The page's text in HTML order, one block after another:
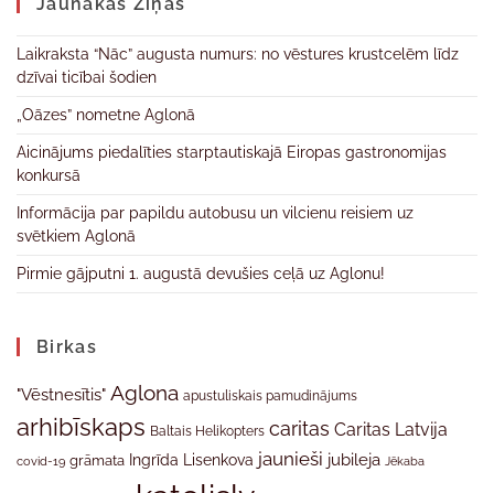
Laikraksta “Nāc” augusta numurs: no vēstures krustcelēm līdz
dzīvai ticībai šodien
„Oāzes” nometne Aglonā
Aicinājums piedalīties starptautiskajā Eiropas gastronomijas
konkursā
Informācija par papildu autobusu un vilcienu reisiem uz
svētkiem Aglonā
Pirmie gājputni 1. augustā devušies ceļā uz Aglonu!
Birkas
"Vēstnesītis" Aglona apustuliskais pamudinājums
arhibīskaps Baltais Helikopters caritas Caritas Latvija
covid-19 grāmata Ingrīda Lisenkova jaunieši jubileja Jēkaba